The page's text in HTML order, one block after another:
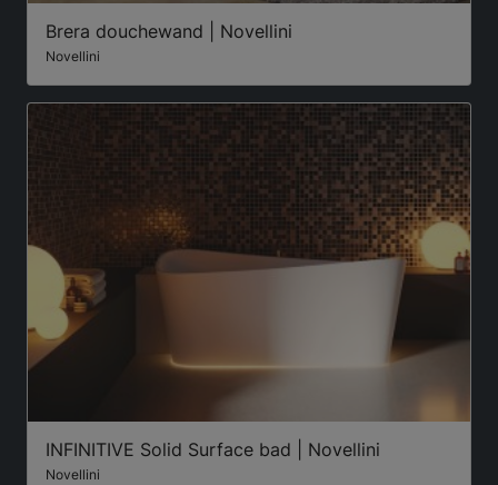
Brera douchewand | Novellini
Novellini
INFINITIVE Solid Surface bad | Novellini
Novellini